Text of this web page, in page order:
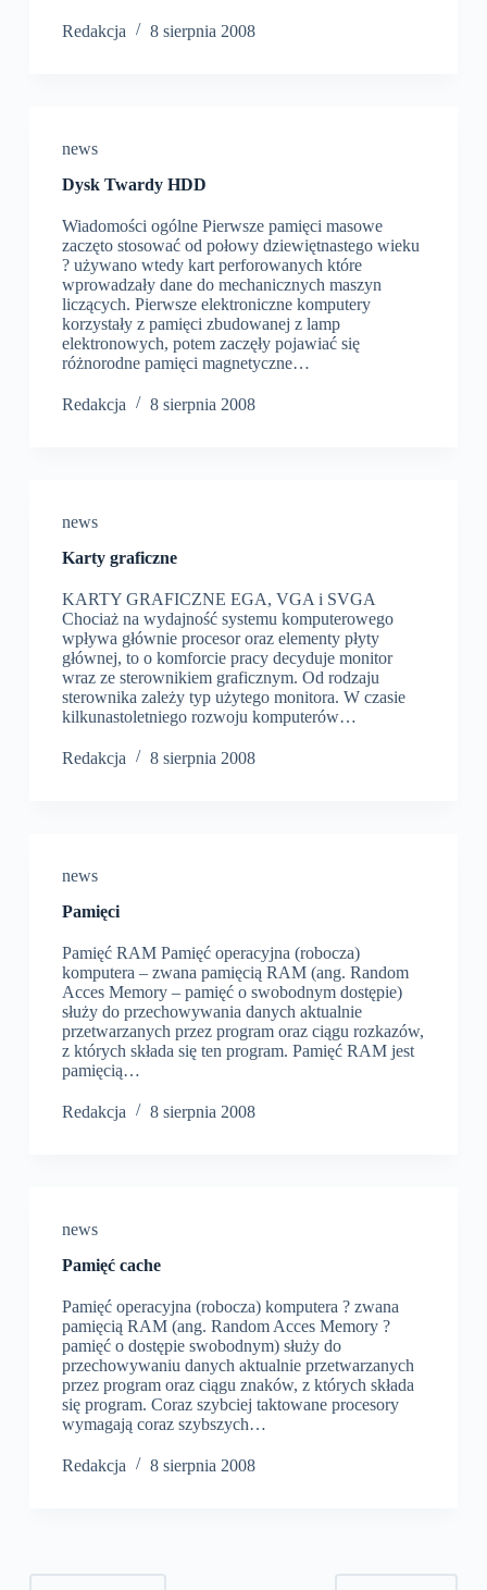
Redakcja 8 sierpnia 2008
news
Dysk Twardy HDD
Wiadomości ogólne Pierwsze pamięci masowe
zaczęto stosować od połowy dziewiętnastego wieku
? używano wtedy kart perforowanych które
wprowadzały dane do mechanicznych maszyn
liczących. Pierwsze elektroniczne komputery
korzystały z pamięci zbudowanej z lamp
elektronowych, potem zaczęły pojawiać się
różnorodne pamięci magnetyczne…
Redakcja 8 sierpnia 2008
news
Karty graficzne
KARTY GRAFICZNE EGA, VGA i SVGA
Chociaż na wydajność systemu komputerowego
wpływa głównie procesor oraz elementy płyty
głównej, to o komforcie pracy decyduje monitor
wraz ze sterownikiem graficznym. Od rodzaju
sterownika zależy typ użytego monitora. W czasie
kilkunastoletniego rozwoju komputerów…
Redakcja 8 sierpnia 2008
news
Pamięci
Pamięć RAM Pamięć operacyjna (robocza)
komputera – zwana pamięcią RAM (ang. Random
Acces Memory – pamięć o swobodnym dostępie)
służy do przechowywania danych aktualnie
przetwarzanych przez program oraz ciągu rozkazów,
z których składa się ten program. Pamięć RAM jest
pamięcią…
Redakcja 8 sierpnia 2008
news
Pamięć cache
Pamięć operacyjna (robocza) komputera ? zwana
pamięcią RAM (ang. Random Acces Memory ?
pamięć o dostępie swobodnym) służy do
przechowywaniu danych aktualnie przetwarzanych
przez program oraz ciągu znaków, z których składa
się program. Coraz szybciej taktowane procesory
wymagają coraz szybszych…
Redakcja 8 sierpnia 2008